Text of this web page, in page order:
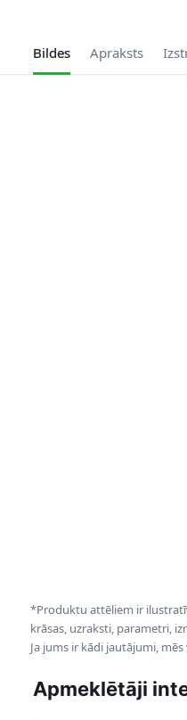
Bildes Apraksts
*Produktu attēliem ir
krāsas, uzraksti, parametri,
Ja jums ir kādi jautājumi,
Apmeklētāji